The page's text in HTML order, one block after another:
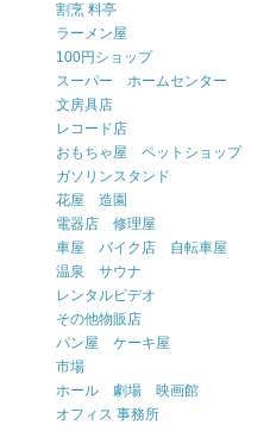
割烹 料亭
ラーメン屋
100円ショップ
スーパー ホームセンター
文房具店
レコード店
おもちゃ屋 ペットショップ
ガソリンスタンド
花屋 造園
電器店 修理屋
車屋 バイク店 自転車屋
温泉 サウナ
レンタルビデオ
その他物販店
パン屋 ケーキ屋
市場
ホール 劇場 映画館
オフィス 事務所